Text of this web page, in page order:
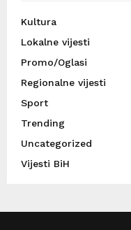
Kultura
Lokalne vijesti
Promo/Oglasi
Regionalne vijesti
Sport
Trending
Uncategorized
Vijesti BiH